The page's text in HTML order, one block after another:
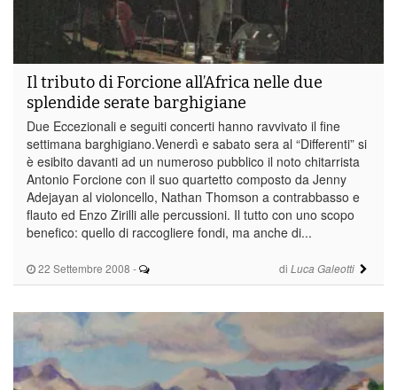
22 Settembre 2008 - di Luca Galeotti
Il tributo di Forcione all’Africa nelle due
splendide serate barghigiane
Due Eccezionali e seguiti concerti hanno ravvivato il fine
settimana barghigiano.Venerdì e sabato sera al “Differenti” si
è esibito davanti ad un numeroso pubblico il noto chitarrista
Antonio Forcione con il suo quartetto composto da Jenny
Adejayan al violoncello, Nathan Thomson a contrabbasso e
flauto ed Enzo Zirilli alle percussioni. Il tutto con uno scopo
benefico: quello di raccogliere fondi, ma anche di...